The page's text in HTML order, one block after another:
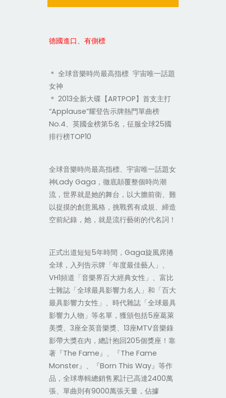
德國進口、有側標
＊ 全球音樂時尚最高指標 宇宙唯一話題
女神
＊ 2013全新大碟【ARTPOP】首支主打
“Applause”耀登告示牌熱門單曲榜
No.4、英國金榜第5名，征服全球25國
排行榜TOP10
全球音樂時尚最高指標、宇宙唯一話題女
神Lady Gaga，徹底顛覆整個時尚潮
流，世界就是她的舞台，以大膽前衛、難
以捉摸的創意風格，挑戰舊有成規、締造
空前紀錄，她，就是流行藝術的代名詞！
正式出道短短5年時間，Gaga旋風席捲
全球，入列告示牌「年度最佳藝人」、
VH1頻道「音樂界百大經典女性」、富比
士雜誌「全球最具影響力名人」和「百大
最具影響力女性」、時代雜誌「全球最具
影響力人物」等名單，獲頒包括5座葛萊
美獎、3座全英音樂獎、13座MTV音樂錄
影帶大獎在內，總計抱回205個獎座！靠
著『The Fame』、『The Fame
Monster』、『Born This Way』等作
品，全球專輯總銷售累計已高達2400萬
張、單曲則有9000萬張天量，佔據